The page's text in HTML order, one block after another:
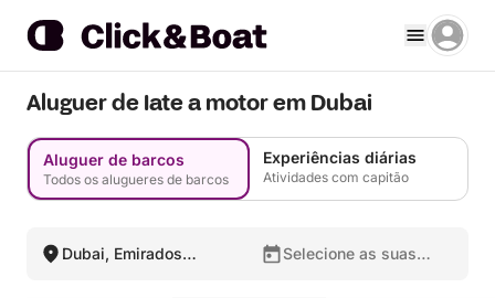
Aluguer de Iate a motor em Dubai
Aluguer de barcos
Todos os alugueres de barcos
Experiências diárias
Atividades com capitão
Dubai, Emirados
Selecione as suas